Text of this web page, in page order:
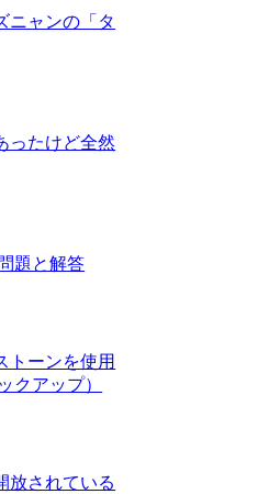
ニャンの「タ
ったけど全然
題と解答
トーンを使用
クアップ）
放されている